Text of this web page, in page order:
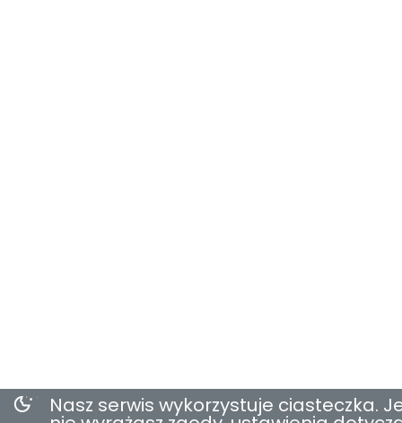
Nasz serwis wykorzystuje ciasteczka.